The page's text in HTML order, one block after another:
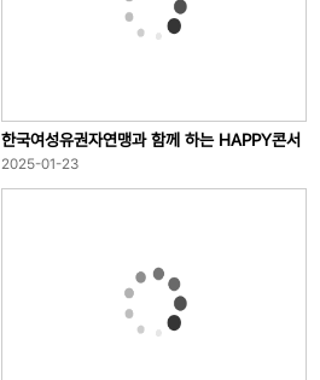
한국여성유권자연맹과 함께 하는 HAPPY콘서
트
2025-01-23